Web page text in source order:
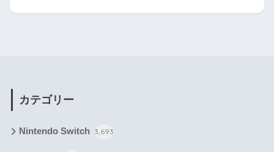
カテゴリー
Nintendo Switch 3,693